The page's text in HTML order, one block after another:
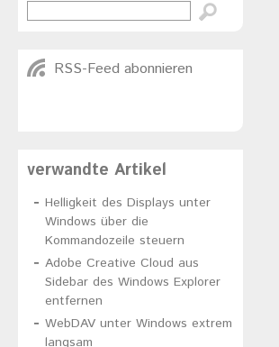
RSS-Feed abonnieren
verwandte Artikel
Helligkeit des Displays unter
Windows über die
Kommandozeile steuern
Adobe Creative Cloud aus
Sidebar des Windows Explorer
entfernen
WebDAV unter Windows extrem
langsam